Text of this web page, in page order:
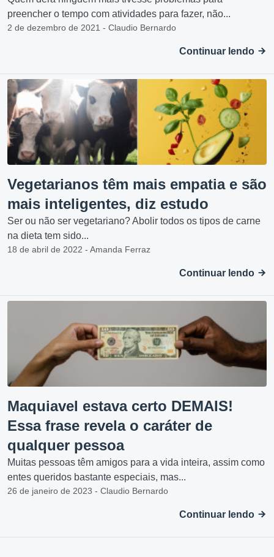
preencher o tempo com atividades para fazer, não...
2 de dezembro de 2021 - Claudio Bernardo
Continuar lendo
Vegetarianos têm mais empatia e são
mais inteligentes, diz estudo
Ser ou não ser vegetariano? Abolir todos os tipos de carne
na dieta tem sido...
18 de abril de 2022 - Amanda Ferraz
Continuar lendo
Maquiavel estava certo DEMAIS!
Essa frase revela o caráter de
qualquer pessoa
Muitas pessoas têm amigos para a vida inteira, assim como
entes queridos bastante especiais, mas...
26 de janeiro de 2023 - Claudio Bernardo
Continuar lendo